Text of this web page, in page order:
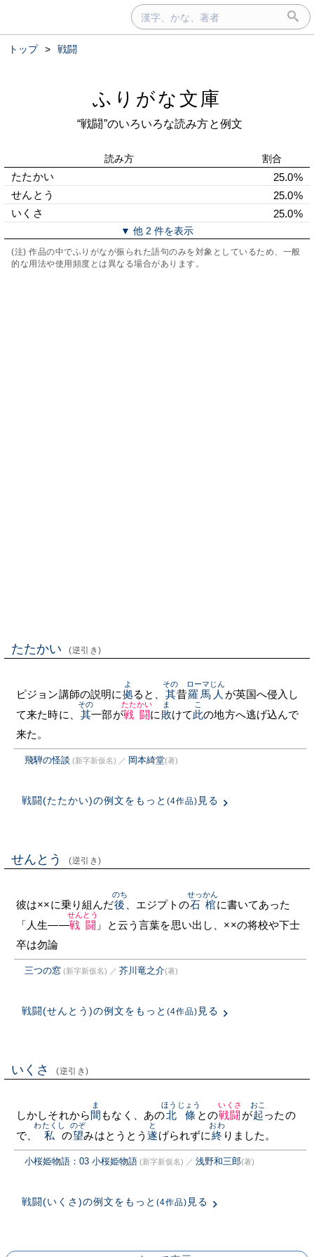
トップ > 戦闘
ふりがな文庫
“戦闘”のいろいろな読み方と例文
読み方 割合
たたかい
25.0%
せんとう
25.0%
いくさ
25.0%
▼ 他 2 件を表示
(注) 作品の中でふりがなが振られた語句のみを対象としているため、一般
的な用法や使用頻度とは異なる場合があります。
たたかい (逆引き)
ピジョン講師の説明に拠
よ
ると、 其
その
昔羅馬人
ローマじん
が英国へ侵入し
て来た時に、 其
その
一部が戦闘
たたかい
に 敗
ま
けて此
こ
の地方へ逃げ込んで
来た。
飛騨の怪談 (新字新仮名) ／ 岡本綺堂(著)
戦闘(たたかい)の例文をもっと (4作品) 見る
せんとう (逆引き)
彼は××に乗り組んだ後
のち
、エジプトの石棺
せっかん
に書いてあった
「人生——戦闘
せんとう
」と云う言葉を思い出し、××の将校や下士
卒は勿論
三つの窓 (新字新仮名) ／ 芥川竜之介(著)
戦闘(せんとう)の例文をもっと (4作品) 見る
いくさ (逆引き)
しかしそれから間
ま
もなく、あの北條
ほうじょう
との戦闘
いくさ
が起
おこ
ったの
で、
私
わたくし
の望
のぞ
みはとうとう遂
と
げられずに終
おわ
りました。
小桜姫物語：03 小桜姫物語 (新字新仮名) ／ 浅野和三郎(著)
戦闘(いくさ)の例文をもっと (4作品) 見る